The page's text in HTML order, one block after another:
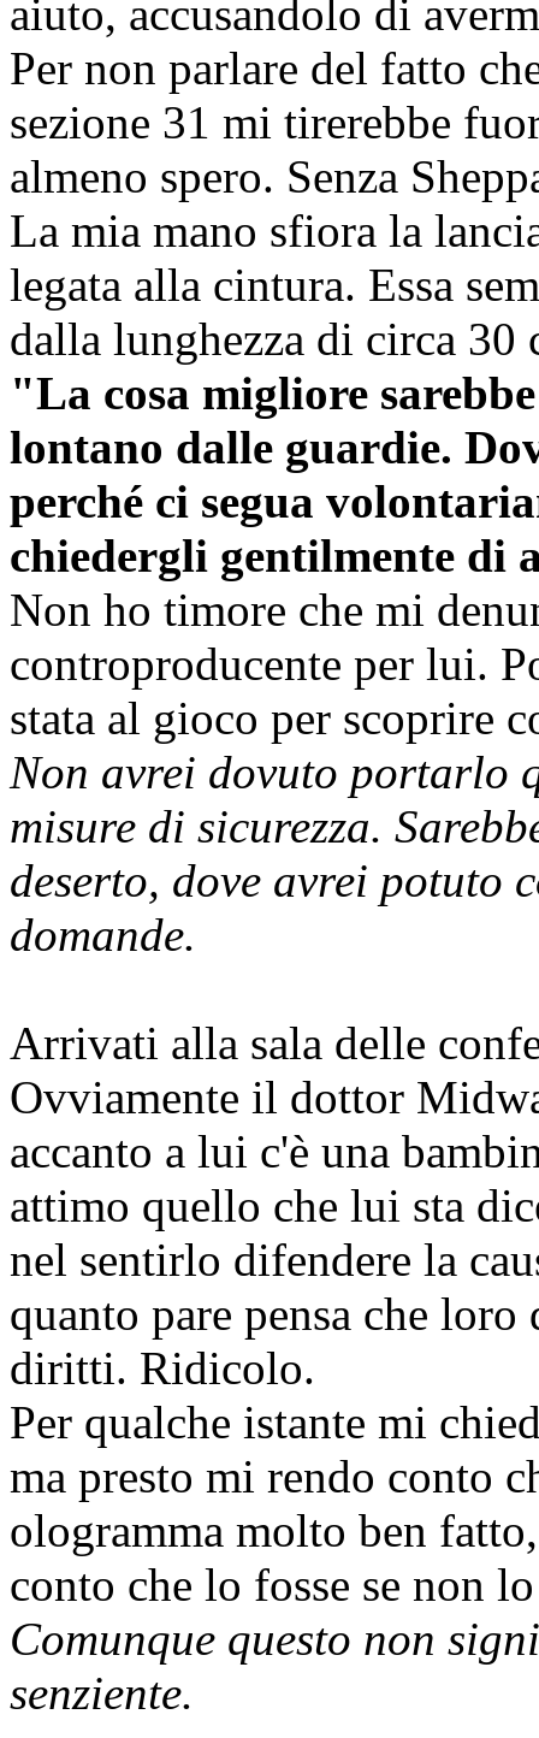
aiuto, accusandolo di
Per non parlare del fatto
sezione 31 mi tirerebbe
almeno spero. Senza
La mia mano sfiora la
legata alla cintura. Essa
dalla lunghezza di circa 30
"La cosa migliore
lontano dalle guardie.
perché ci segua
chiedergli gentilmente
Non ho timore che mi
controproducente per lui.
stata al gioco per scoprire
Non avrei dovuto portarlo
misure di sicurezza.
deserto, dove avrei potuto
domande.
Arrivati alla sala delle
Ovviamente il dottor
accanto a lui c'è una
attimo quello che lui sta
nel sentirlo difendere la
quanto pare pensa che
diritti. Ridicolo.
Per qualche istante mi
ma presto mi rendo conto
ologramma molto ben
conto che lo fosse se non
Comunque questo non
senziente.